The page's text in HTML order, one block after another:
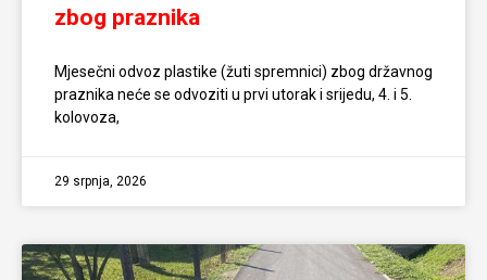
zbog praznika
Mjesečni odvoz plastike (žuti spremnici) zbog državnog
praznika neće se odvoziti u prvi utorak i srijedu, 4. i 5.
kolovoza,
29 srpnja, 2026